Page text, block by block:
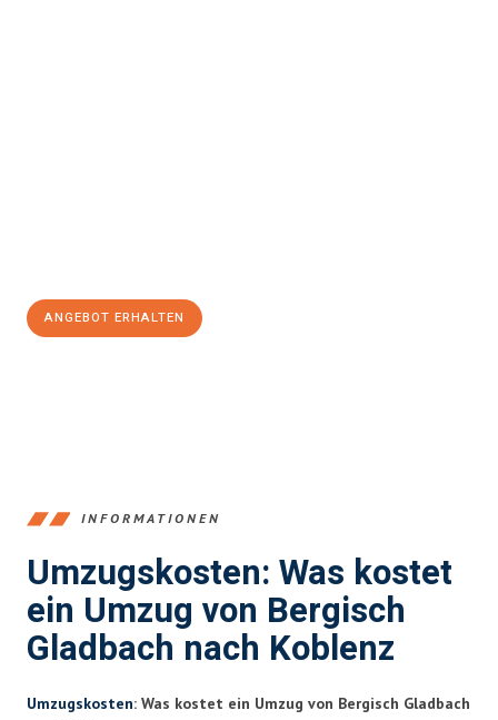
ANGEBOT ERHALTEN
INFORMATIONEN
Umzugskosten: Was kostet
ein Umzug von Bergisch
Gladbach nach Koblenz
Umzugskosten: Was kostet ein Umzug von Bergisch Gladbach